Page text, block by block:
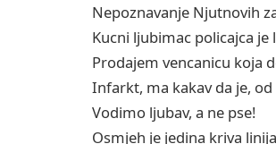
Nepoznavanje Njutnovih
Kucni ljubimac policajca je
Prodajem vencanicu koja
Infarkt, ma kakav da je, od
Vodimo ljubav, a ne pse!
Osmjeh je jedina kriva